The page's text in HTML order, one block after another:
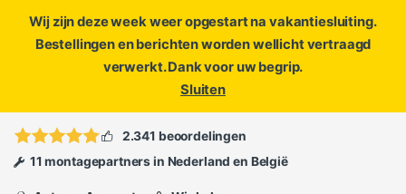
Wij zijn deze week weer opgestart na vakantiesluiting.
Bestellingen en berichten worden wellicht vertraagd
verwerkt. Dank voor uw begrip.
Sluiten
ofopen een ticket
2.341 beoordelingen
11 montagepartners in Nederland en België